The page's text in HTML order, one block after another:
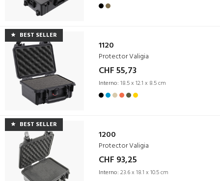
BEST SELLER
1120
Protector Valigia
CHF 55,73
Interno: 18.5 x 12.1 x 8.5 cm
BEST SELLER
1200
Protector Valigia
CHF 93,25
Interno: 23.6 x 18.1 x 10.5 cm